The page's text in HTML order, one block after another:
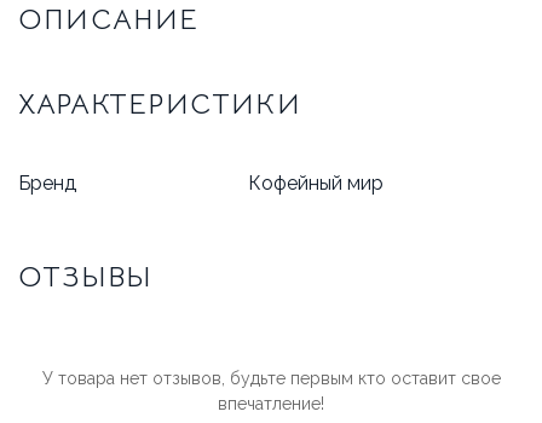
КОНТАКТЫ
ОПИСАНИЕ
ХАРАКТЕРИСТИКИ
Бренд Кофейный мир
ОТЗЫВЫ
У товара нет отзывов, будьте первым кто оставит свое
впечатление!